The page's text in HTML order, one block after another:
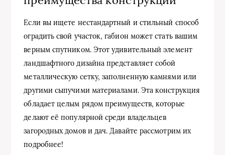
Если вы ищете нестандартный и стильный способ
оградить свой участок, габион может стать вашим
верным спутником. Этот удивительный элемент
ландшафтного дизайна представляет собой
металлическую сетку, заполненную камнями или
другими сыпучими материалами. Эта конструкция
обладает целым рядом преимуществ, которые
делают её популярной среди владельцев
загородных домов и дач. Давайте рассмотрим их
подробнее!